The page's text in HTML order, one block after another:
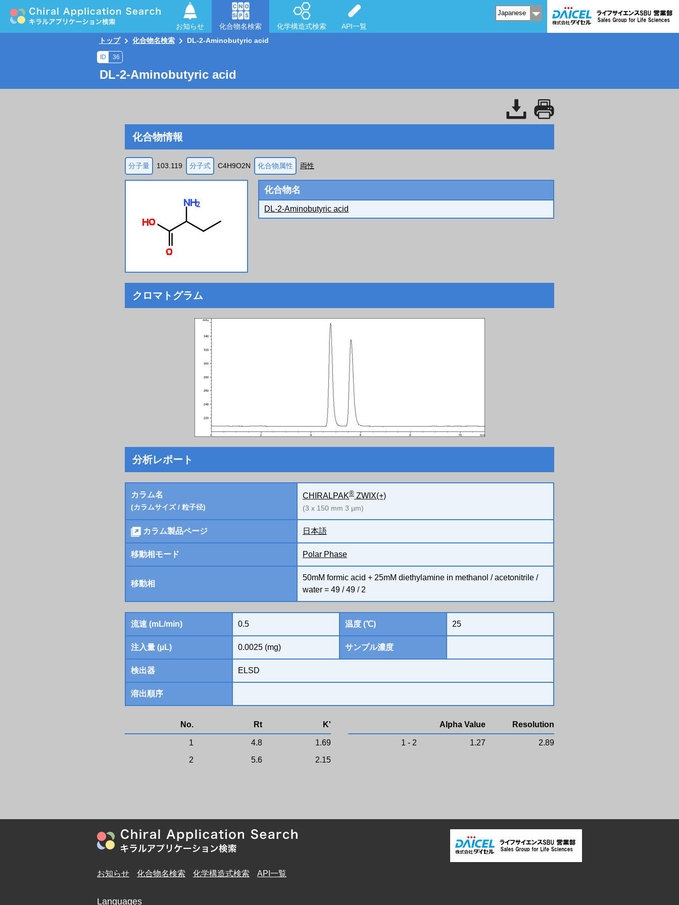
お知らせ 化合物名検索 化学構造式検索
API一覧
トップ
化合物名検索 DL-2-Aminobutyric acid
ID 36
DL-2-Aminobutyric acid
化合物情報
分子量 103.119 分子式 C4H9O2N 化合物属性 両性
化合物名
DL-2-Aminobutyric acid
クロマトグラム
分析レポート
カラム名
(カラムサイズ / 粒子径)
CHIRALPAK® ZWIX(+)
(3 x 150 mm 3 µm)
カラム製品ページ 日本語
移動相モード Polar Phase
移動相
50mM formic acid + 25mM diethylamine in methanol / acetonitrile /
water = 49 / 49 / 2
流速 (mL/min) 0.5 温度 (℃) 25
注入量 (µL) 0.0025 (mg) サンプル濃度
検出器 ELSD
溶出順序
No. Rt K'
1 4.8
1.69
2
5.6 2.15
Alpha Value Resolution
1 - 2 1.27 2.89
お知らせ 化合物名検索 化学構造式検索 API一覧
Languages